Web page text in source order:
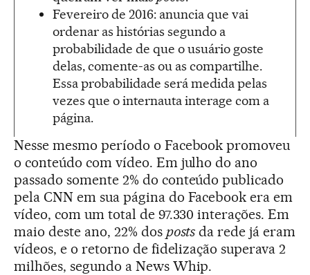
Fevereiro de 2016: anuncia que vai
ordenar as histórias segundo a
probabilidade de que o usuário goste
delas, comente-as ou as compartilhe.
Essa probabilidade será medida pelas
vezes que o internauta interage com a
página.
Nesse mesmo período o Facebook promoveu
o conteúdo com vídeo. Em julho do ano
passado somente 2% do conteúdo publicado
pela CNN em sua página do Facebook era em
vídeo, com um total de 97.330 interações. Em
maio deste ano, 22% dos posts da rede já eram
vídeos, e o retorno de fidelização superava 2
milhões, segundo a News Whip.